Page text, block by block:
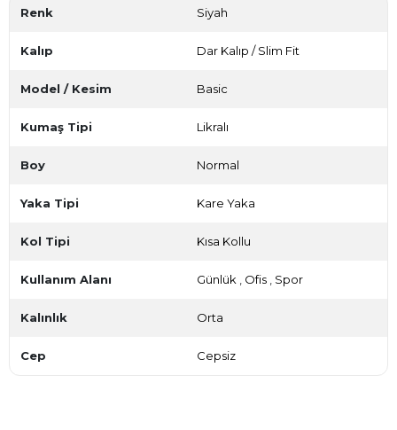
Renk Siyah
Kalıp Dar Kalıp / Slim Fit
Model / Kesim Basic
Kumaş Tipi Likralı
Boy Normal
Yaka Tipi Kare Yaka
Kol Tipi Kısa Kollu
Kullanım Alanı Günlük Ofis Spor
Kalınlık Orta
Cep Cepsiz